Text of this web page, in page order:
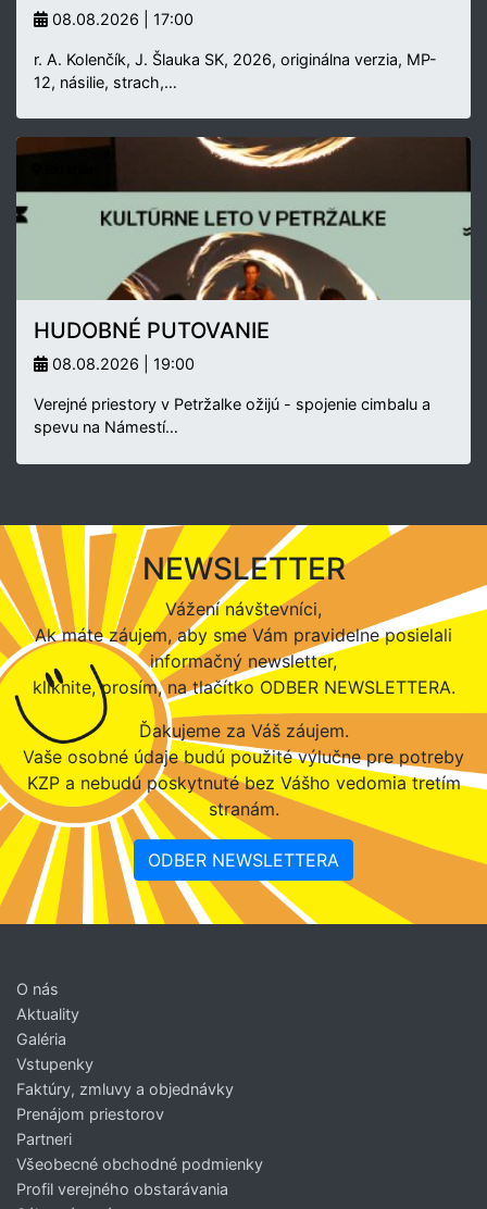
08.08.2026 | 17:00
r. A. Kolenčík, J. Šlauka SK, 2026, originálna verzia, MP-
12, násilie, strach,…
HUDOBNÉ PUTOVANIE
08.08.2026 | 19:00
Verejné priestory v Petržalke ožijú - spojenie cimbalu a
spevu na Námestí…
NEWSLETTER
Vážení návštevníci,
Ak máte záujem, aby sme Vám pravidelne posielali
informačný newsletter,
kliknite, prosím, na tlačítko ODBER NEWSLETTERA.
Ďakujeme za Váš záujem.
Vaše osobné údaje budú použité výlučne pre potreby
KZP a nebudú poskytnuté bez Vášho vedomia tretím
stranám.
ODBER NEWSLETTERA
O nás
Aktuality
Galéria
Vstupenky
Faktúry, zmluvy a objednávky
Prenájom priestorov
Partneri
Všeobecné obchodné podmienky
Profil verejného obstarávania